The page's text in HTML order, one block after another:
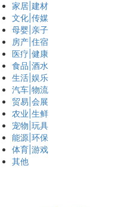
家居|建材
文化|传媒
母婴|亲子
房产|住宿
医疗|健康
食品|酒水
生活|娱乐
汽车|物流
贸易|会展
农业|生鲜
宠物|玩具
能源|环保
体育|游戏
其他